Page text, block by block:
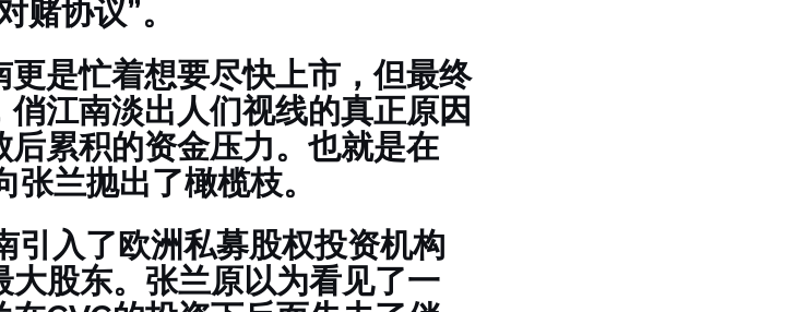
赌协议”。
是忙着想要尽快上市，但最终
江南淡出人们视线的真正原因
累积的资金压力。也就是在
兰抛出了橄榄枝。
引入了欧洲私募股权投资机构
大股东。张兰原以为看见了一